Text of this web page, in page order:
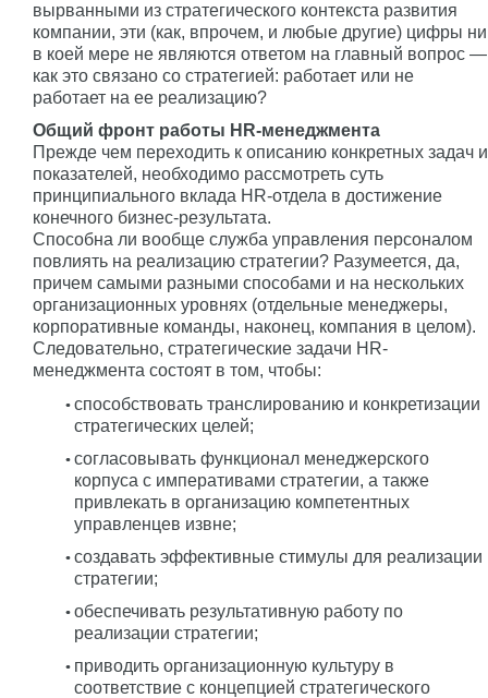
вырванными из стратегического контекста развития
компании, эти (как, впрочем, и любые другие) цифры ни
в коей мере не являются ответом на главный вопрос —
как это связано со стратегией: работает или не
работает на ее реализацию?
Общий фронт работы HR-менеджмента
Прежде чем переходить к описанию конкретных задач и
показателей, необходимо рассмотреть суть
принципиального вклада HR-отдела в достижение
конечного бизнес-результата.
Способна ли вообще служба управления персоналом
повлиять на реализацию стратегии? Разумеется, да,
причем самыми разными способами и на нескольких
организационных уровнях (отдельные менеджеры,
корпоративные команды, наконец, компания в целом).
Следовательно, стратегические задачи HR-
менеджмента состоят в том, чтобы:
способствовать транслированию и конкретизации
стратегических целей;
согласовывать функционал менеджерского
корпуса с императивами стратегии, а также
привлекать в организацию компетентных
управленцев извне;
создавать эффективные стимулы для реализации
стратегии;
обеспечивать результативную работу по
реализации стратегии;
приводить организационную культуру в
соответствие с концепцией стратегического